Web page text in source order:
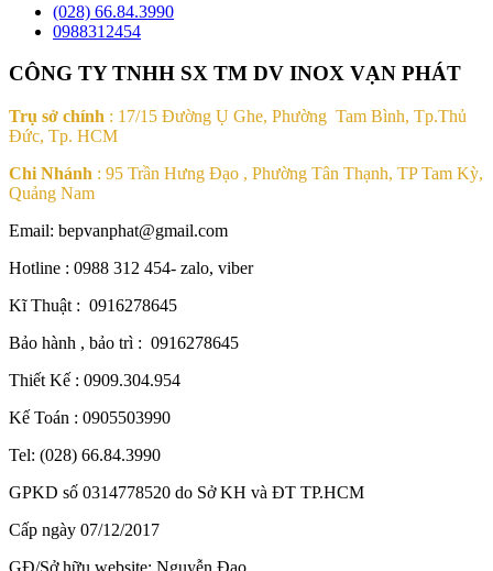
(028) 66.84.3990
0988312454
CÔNG TY TNHH SX TM DV INOX VẠN PHÁT
Trụ sở chính : 17/15 Đường Ụ Ghe, Phường Tam Bình, Tp.Thủ
Đức, Tp. HCM
Chi Nhánh : 95 Trần Hưng Đạo , Phường Tân Thạnh, TP Tam Kỳ,
Quảng Nam
Email: bepvanphat@gmail.com
Hotline : 0988 312 454- zalo, viber
Kĩ Thuật : 0916278645
Bảo hành , bảo trì : 0916278645
Thiết Kế : 0909.304.954
Kế Toán : 0905503990
Tel: (028) 66.84.3990
GPKD số 0314778520 do Sở KH và ĐT TP.HCM
Cấp ngày 07/12/2017
GĐ/Sở hữu website: Nguyễn Đạo